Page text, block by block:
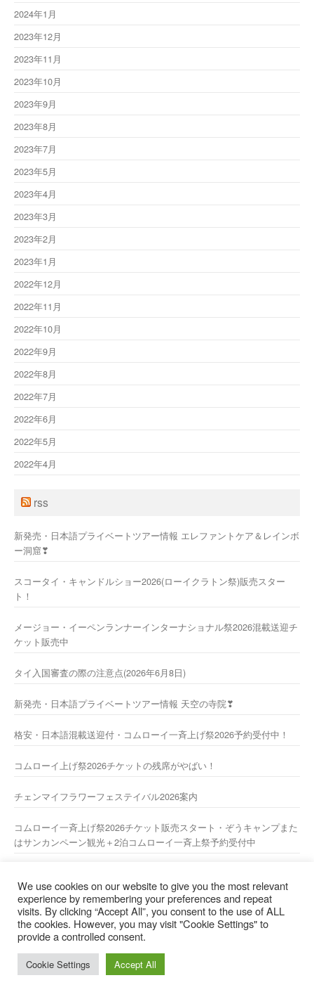
2024年1月
2023年12月
2023年11月
2023年10月
2023年9月
2023年8月
2023年7月
2023年5月
2023年4月
2023年3月
2023年2月
2023年1月
2022年12月
2022年11月
2022年10月
2022年9月
2022年8月
2022年7月
2022年6月
2022年5月
2022年4月
rss
新発売・日本語プライベートツアー情報 エレファントケア＆レインボ
ー洞窟❣
スコータイ・キャンドルショー2026(ローイクラトン祭)販売スター
ト！
メージョー・イーペンランナーインターナショナル祭2026混載送迎チ
ケット販売中
タイ入国審査の際の注意点(2026年6月8日)
新発売・日本語プライベートツアー情報 天空の寺院❣
格安・日本語混載送迎付・コムローイ一斉上げ祭2026予約受付中！
コムローイ上げ祭2026チケットの残席がやばい！
チェンマイフラワーフェステイバル2026案内
コムローイ一斉上げ祭2026チケット販売スタート・ぞうキャンプまた
はサンカンペーン観光＋2泊コムローイ一斉上祭予約受付中
日本人スタッフ直通携帯電話 : 081-9802844【担当： 山
本 】 （日本からおかけの場合は 66-81-9802844）
We use cookies on our website to give you the most relevant
experience by remembering your preferences and repeat
visits. By clicking “Accept All”, you consent to the use of ALL
the cookies. However, you may visit "Cookie Settings" to
provide a controlled consent.
Cookie Settings Accept All